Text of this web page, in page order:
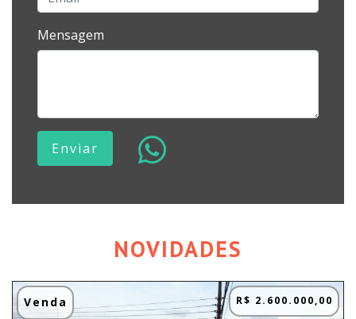
Mensagem
Enviar
NOVIDADES
Venda R$ 2.600.000,00